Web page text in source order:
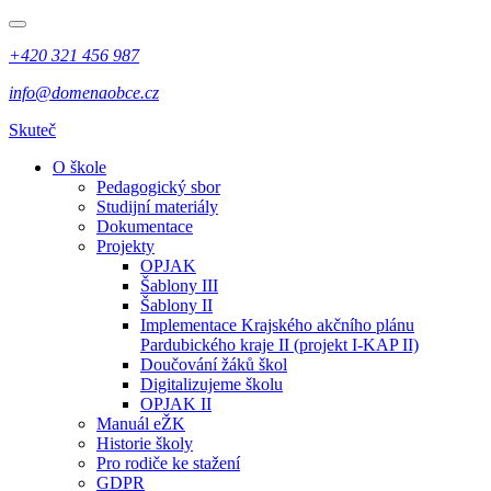
+420 321 456 987
info@domenaobce.cz
Skuteč
O škole
Pedagogický sbor
Studijní materiály
Dokumentace
Projekty
OPJAK
Šablony III
Šablony II
Implementace Krajského akčního plánu
Pardubického kraje II (projekt I-KAP II)
Doučování žáků škol
Digitalizujeme školu
OPJAK II
Manuál eŽK
Historie školy
Pro rodiče ke stažení
GDPR